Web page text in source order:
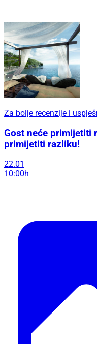
Za bolje recenzije i
Gost neće primijetiti
primijetiti razliku!
22.01
10:00h